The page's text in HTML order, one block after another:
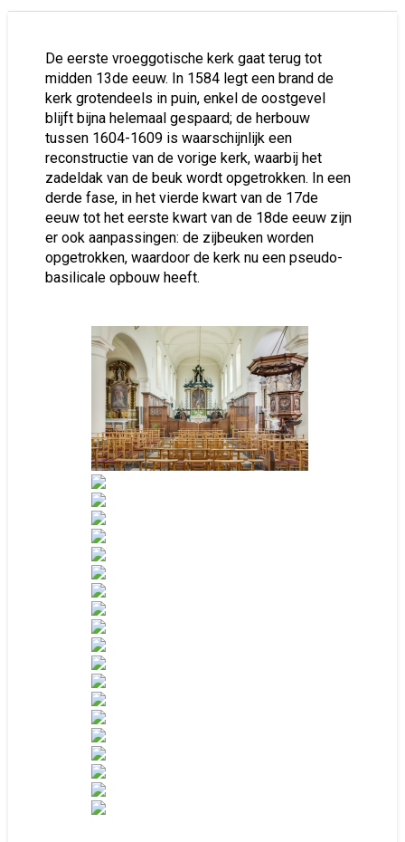
De eerste vroeggotische kerk gaat terug tot
midden 13de eeuw. In 1584 legt een brand de
kerk grotendeels in puin, enkel de oostgevel
blijft bijna helemaal gespaard; de herbouw
tussen 1604-1609 is waarschijnlijk een
reconstructie van de vorige kerk, waarbij het
zadeldak van de beuk wordt opgetrokken. In een
derde fase, in het vierde kwart van de 17de
eeuw tot het eerste kwart van de 18de eeuw zijn
er ook aanpassingen: de zijbeuken worden
opgetrokken, waardoor de kerk nu een pseudo-
basilicale opbouw heeft.